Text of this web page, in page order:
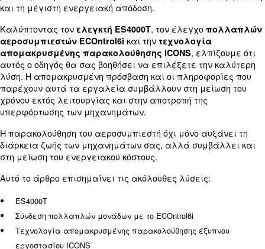
Οι προηγμένες συσκευές δεδομένων και
διευκολύνουν την παρακολούθηση πολλαπλών
αεροσυμπιεστών. Παρόλο που ο εξοπλισμός μας
ενσωματωμένα χειριστήρια, συνιστάται να
βελτιωμένες λύσεις για την ισορροπία του
και τη μέγιστη ενεργειακή απόδοση.
Καλύπτοντας τονελεγκτή ES4000T, τον έλεγχο
αεροσυμπιεστών ECOntrol6iκαι τηντεχνολογία
απομακρυσμένης παρακολούθησης ICONS
αυτός ο οδηγός θα σας βοηθήσει να επιλέξετε
λύση. Η απομακρυσμένη πρόσβαση και οι
παρέχουν αυτά τα εργαλεία συμβάλλουν στη
χρόνου εκτός λειτουργίας και στην αποτροπή της
υπερφόρτωσης των μηχανημάτων.